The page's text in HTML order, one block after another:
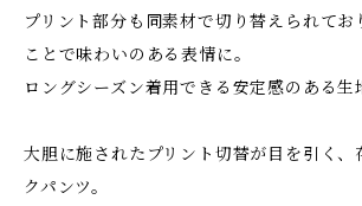
プリント部分も同素材で切り替えられてお
ことで味わいのある表情に。
ロングシーズン着用できる安定感のある生
大胆に施されたプリント切替が目を引く、
クパンツ。